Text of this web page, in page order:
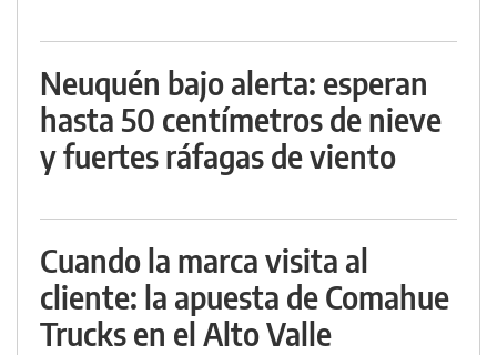
Neuquén bajo alerta: esperan
hasta 50 centímetros de nieve
y fuertes ráfagas de viento
Cuando la marca visita al
cliente: la apuesta de Comahue
Trucks en el Alto Valle